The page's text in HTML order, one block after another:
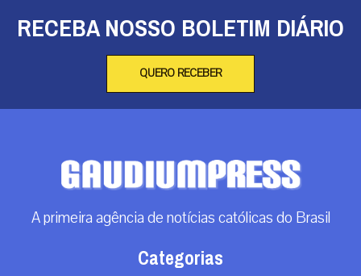
RECEBA NOSSO BOLETIM DIÁRIO
QUERO RECEBER
A primeira agência de notícias católicas do Brasil
Categorias